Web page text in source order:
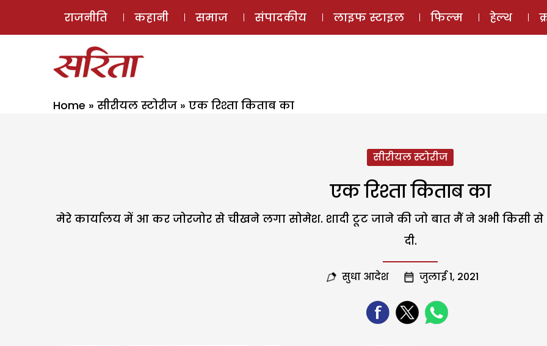
ई-मैगज़ीन
राजनीति कहानी समाज संपादकीय लाइफ स्टाइल फिल्म हेल्थ
Home » सीरीयल स्टोरीज » एक रिश्ता किताब का
सीरीयल स्टोरीज
एक रिश्ता किताब का
मेरे कार्यालय में आ कर जोरजोर से चीखने लगा सोमेश. शादी टूट जाने की जो बात मैं ने अभी किसी से
दी.
सुधा आदेश जुलाई 1, 2021